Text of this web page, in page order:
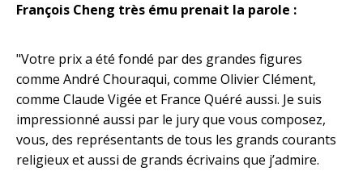
François Cheng très ému prenait la parole :
"Votre prix a été fondé par des grandes figures
comme André Chouraqui, comme Olivier Clément,
comme Claude Vigée et France Quéré aussi. Je suis
impressionné aussi par le jury que vous composez,
vous, des représentants de tous les grands courants
religieux et aussi de grands écrivains que j’admire.